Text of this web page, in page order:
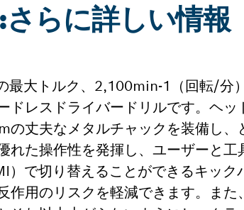
らに詳しい情報
大トルク、2,100min-1（回転/分
ドレスドライバードリルです。ヘ
の丈夫なメタルチャックを装備し、
れた操作性を発揮し、ユーザーと
）で切り替えることができるキック
作用のリスクを軽減できます。また